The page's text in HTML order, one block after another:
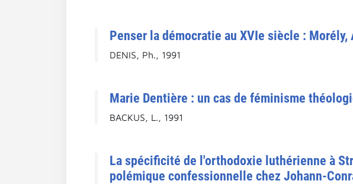
Penser la démocratie au XVIe siècle :
DENIS, Ph., 1991
Marie Dentière : un cas de féminisme
BACKUS, L., 1991
La spécificité de l'orthodoxie luthérienne à
polémique confessionnelle chez Johann-